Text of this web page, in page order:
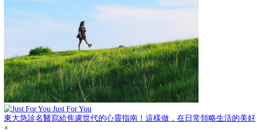
Just For You
東大急診名醫寫給焦慮世代的心靈指南！這樣做，在日常領略生活的美好
×